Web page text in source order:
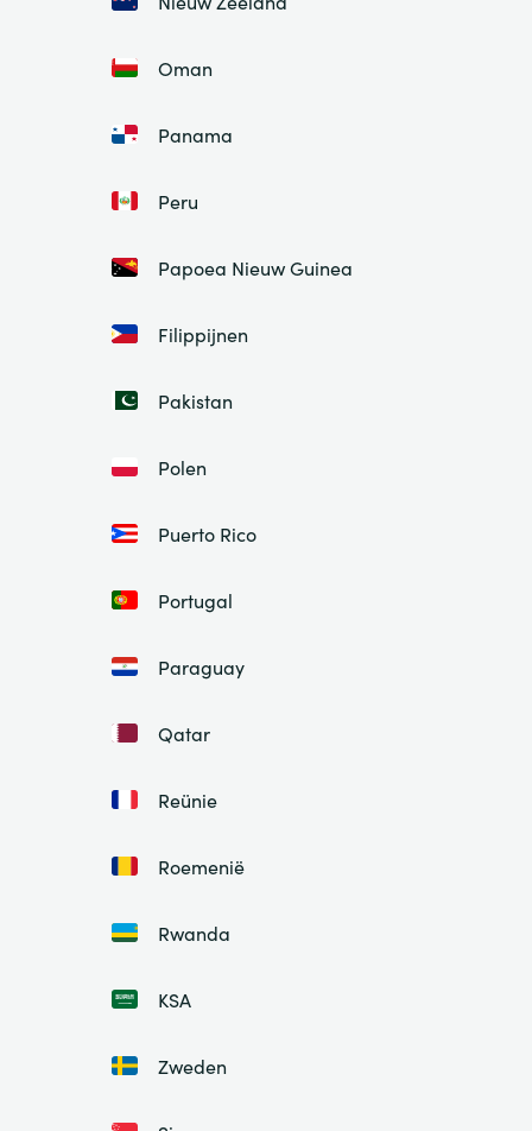
Oman
Panama
Peru
Papoea Nieuw Guinea
Filippijnen
Pakistan
Polen
Puerto Rico
Portugal
Paraguay
Qatar
Reünie
Roemenië
Rwanda
KSA
Zweden